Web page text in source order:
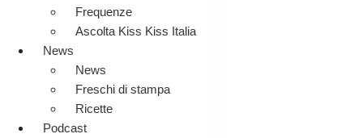
Frequenze
Ascolta Kiss Kiss Italia
News
News
Freschi di stampa
Ricette
Podcast